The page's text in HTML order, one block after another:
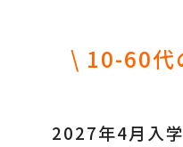
\ 10-60代
2027年4月入